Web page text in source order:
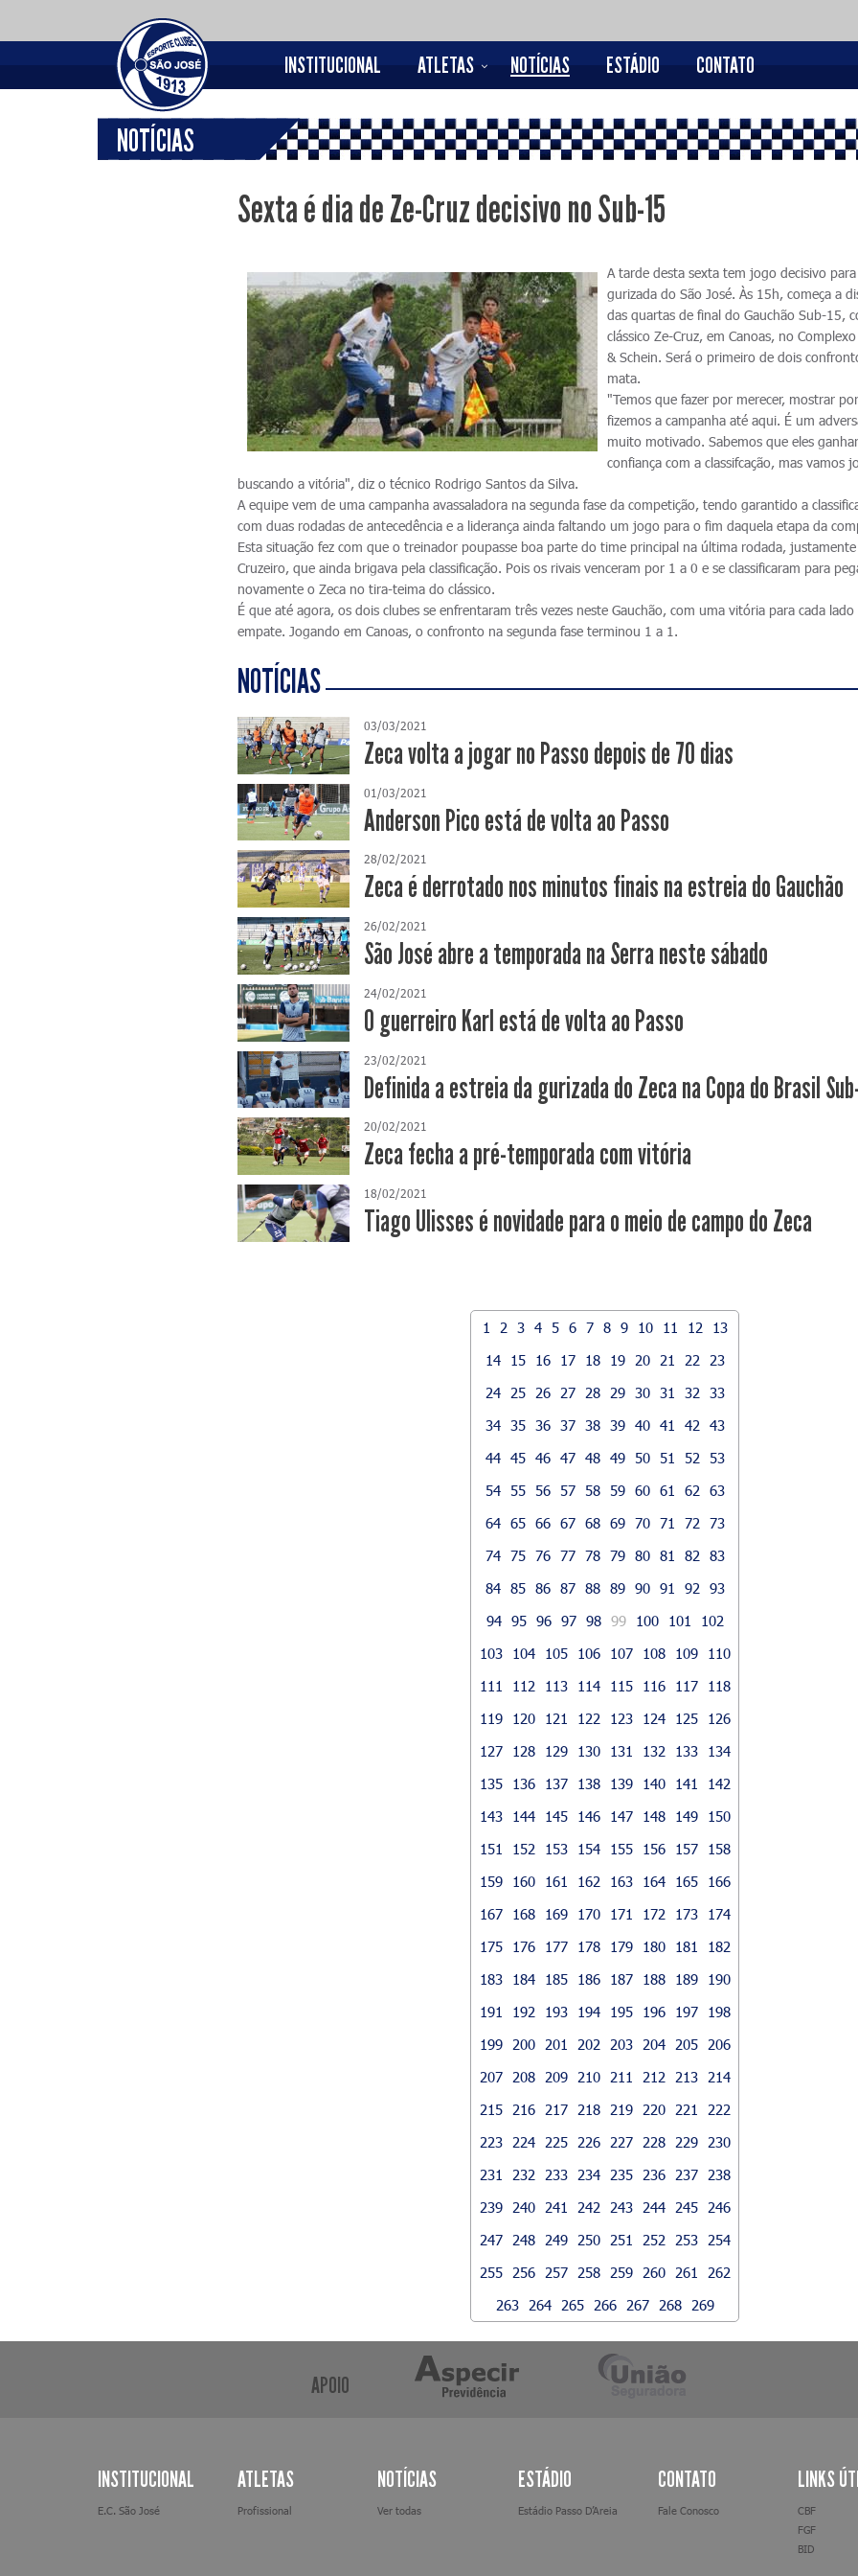
INSTITUCIONAL ATLETAS NOTÍCIAS ESTÁDIO CONTATO
NOTÍCIAS
Sexta é dia de Ze-Cruz decisivo no Sub-15
A tarde desta sexta tem jogo decisivo
gurizada do São José. Às 15h, começa a
das quartas de final do Gauchão Sub-15,
clássico Ze-Cruz, em Canoas, no
& Schein. Será o primeiro de dois
mata.
"Temos que fazer por merecer, mostrar
fizemos a campanha até aqui. É um
muito motivado. Sabemos que eles
confiança com a classifcação, mas vamos
buscando a vitória", diz o técnico Rodrigo Santos da Silva.
A equipe vem de uma campanha avassaladora na segunda fase da competição, tendo garantido a
com duas rodadas de antecedência e a liderança ainda faltando um jogo para o fim daquela etapa da
Esta situação fez com que o treinador poupasse boa parte do time principal na última rodada,
Cruzeiro, que ainda brigava pela classificação. Pois os rivais venceram por 1 a 0 e se classificaram para
novamente o Zeca no tira-teima do clássico.
É que até agora, os dois clubes se enfrentaram três vezes neste Gauchão, com uma vitória para cada
empate. Jogando em Canoas, o confronto na segunda fase terminou 1 a 1.
NOTÍCIAS
03/03/2021
Zeca volta a jogar no Passo depois de 70 dias
01/03/2021
Anderson Pico está de volta ao Passo
28/02/2021
Zeca é derrotado nos minutos finais na estreia do Gauchão
26/02/2021
São José abre a temporada na Serra neste sábado
24/02/2021
O guerreiro Karl está de volta ao Passo
23/02/2021
Definida a estreia da gurizada do Zeca na Copa do Brasil
20/02/2021
Zeca fecha a pré-temporada com vitória
18/02/2021
Tiago Ulisses é novidade para o meio de campo do Zeca
1 2 3 4 5 6 7 8 9 10 11 12
13
14
15 16 17 18 19 20 21 22
23
24
25 26 27 28 29 30 31 32
33
34 35 36 37 38 39 40 41 42
43
44 45 46 47 48 49 50 51 52
53
54 55 56 57 58 59 60 61 62
63
64 65 66 67 68 69 70 71 72
73
74 75 76 77 78 79 80 81 82
83
84 85 86 87 88 89 90 91 92
93
94 95 96 97 98 99 100 101
102
103
104 105 106 107 108 109
110
111
112 113 114 115 116 117
118
119
120 121 122 123 124 125
126
127
128 129 130 131 132 133
134
135
136 137 138 139 140 141
142
143
144 145 146 147 148 149
150
151
152 153 154 155 156 157
158
159
160 161 162 163 164 165
166
167
168 169 170 171 172 173
174
175
176 177 178 179 180 181
182
183
184 185 186 187 188 189
190
191
192 193 194 195 196 197
198
199
200 201 202 203 204 205
206
207
208 209 210 211 212 213
214
215
216 217 218 219 220 221
222
223
224 225 226 227 228 229
230
231
232 233 234 235 236 237
238
239
240 241 242 243 244 245
246
247
248 249 250 251 252 253
254
255
256 257 258 259 260 261
262
263
264 265 266 267 268 269
APOIO
INSTITUCIONAL
E.C. São José
ATLETAS
Profissional
NOTÍCIAS
Ver todas
ESTÁDIO
Estádio Passo D’Areia
CONTATO
Fale Conosco
LINKS
CBF
FGF
BID